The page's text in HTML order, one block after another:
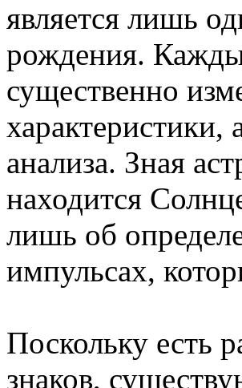
является лишь
рождения.
существенно
характеристики,
анализа. Зная
находится
лишь об
импульсах,
Поскольку есть
знаков,